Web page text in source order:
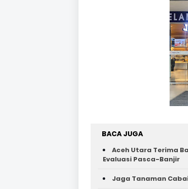
BACA JUGA
Aceh Utara Terima
Evaluasi Pasca-Banjir
Jaga Tanaman